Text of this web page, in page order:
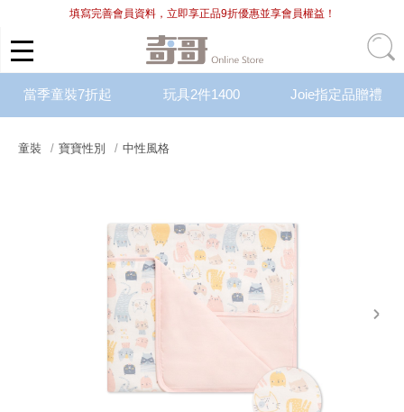
填寫完善會員資料，立即享正品9折優惠並享會員權益！
當季童裝7折起 玩具2件1400 Joie指定品贈禮
童裝 寶寶性別 中性風格
next